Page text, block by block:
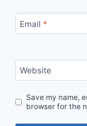
Email *
Website
Save my name,
browser for the